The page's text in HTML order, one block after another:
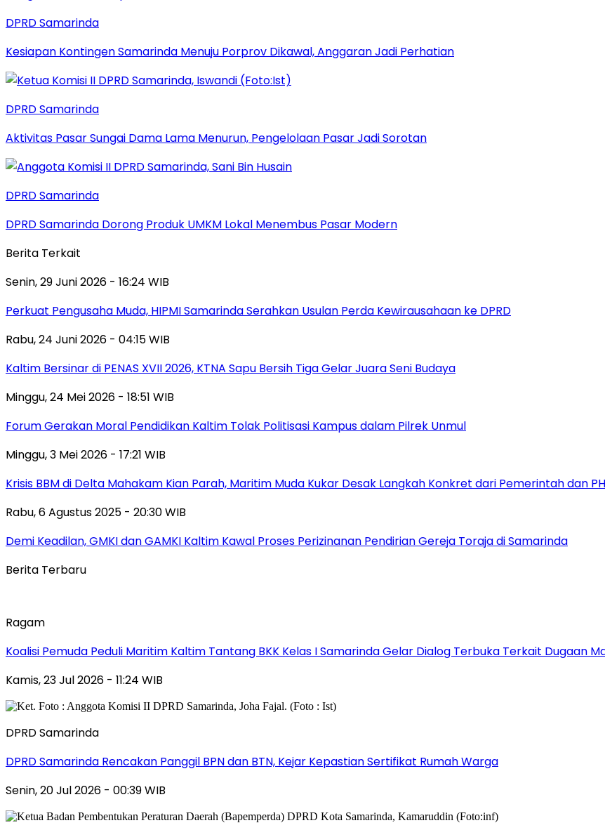
DPRD Samarinda
Kesiapan Kontingen Samarinda Menuju Porprov Dikawal, Anggaran Jadi Perhatian
DPRD Samarinda
Aktivitas Pasar Sungai Dama Lama Menurun, Pengelolaan Pasar Jadi Sorotan
DPRD Samarinda
DPRD Samarinda Dorong Produk UMKM Lokal Menembus Pasar Modern
Berita Terkait
Senin, 29 Juni 2026 - 16:24 WIB
Perkuat Pengusaha Muda, HIPMI Samarinda Serahkan Usulan Perda Kewirausahaan ke DPRD
Rabu, 24 Juni 2026 - 04:15 WIB
Kaltim Bersinar di PENAS XVII 2026, KTNA Sapu Bersih Tiga Gelar Juara Seni Budaya
Minggu, 24 Mei 2026 - 18:51 WIB
Forum Gerakan Moral Pendidikan Kaltim Tolak Politisasi Kampus dalam Pilrek Unmul
Minggu, 3 Mei 2026 - 17:21 WIB
Krisis BBM di Delta Mahakam Kian Parah, Maritim Muda Kukar Desak Langkah Konkret dari Pemerintah dan
Rabu, 6 Agustus 2025 - 20:30 WIB
Demi Keadilan, GMKI dan GAMKI Kaltim Kawal Proses Perizinanan Pendirian Gereja Toraja di Samarinda
Berita Terbaru
Ragam
Koalisi Pemuda Peduli Maritim Kaltim Tantang BKK Kelas I Samarinda Gelar Dialog Terbuka Terkait Dugaan
Kamis, 23 Jul 2026 - 11:24 WIB
DPRD Samarinda
DPRD Samarinda Rencakan Panggil BPN dan BTN, Kejar Kepastian Sertifikat Rumah Warga
Senin, 20 Jul 2026 - 00:39 WIB